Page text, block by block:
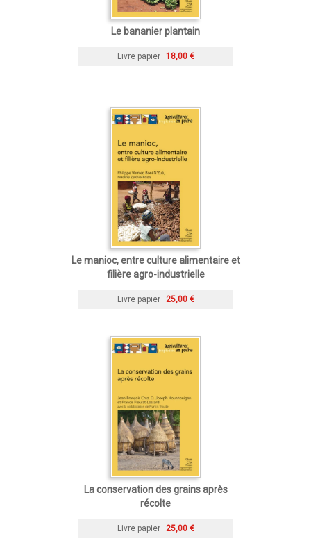
Le bananier plantain
Livre papier 18,00 €
Le manioc, entre culture alimentaire et
filière agro-industrielle
Livre papier 25,00 €
La conservation des grains après
récolte
Livre papier 25,00 €